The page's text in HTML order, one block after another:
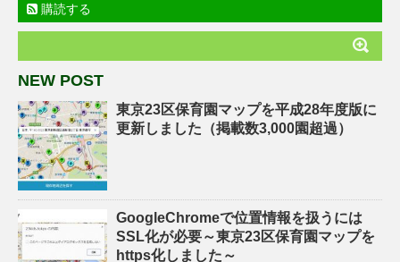
購読する
NEW POST
東京23区保育園マップを平成28年度版に
更新しました（掲載数3,000園超過）
GoogleChromeで位置情報を扱うには
SSL化が必要～東京23区保育園マップを
https化しました～